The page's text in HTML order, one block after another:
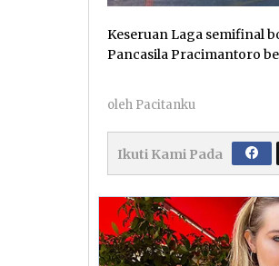
Keseruan Laga semifinal
Pancasila Pracimantoro
oleh Pacitanku
Ikuti Kami Pada